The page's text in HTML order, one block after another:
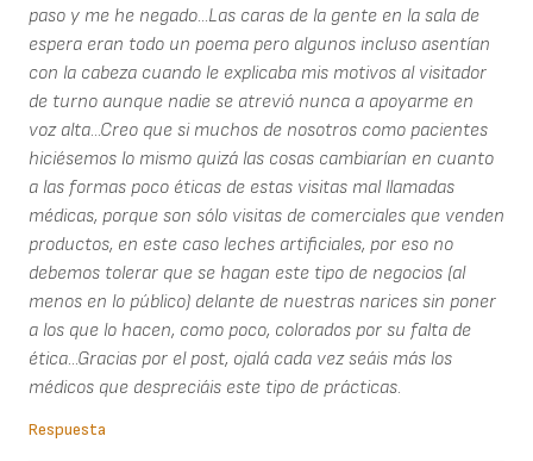
paso y me he negado...Las caras de la gente en la sala de
espera eran todo un poema pero algunos incluso asentían
con la cabeza cuando le explicaba mis motivos al visitador
de turno aunque nadie se atrevió nunca a apoyarme en
voz alta...Creo que si muchos de nosotros como pacientes
hiciésemos lo mismo quizá las cosas cambiarían en cuanto
a las formas poco éticas de estas visitas mal llamadas
médicas, porque son sólo visitas de comerciales que venden
productos, en este caso leches artificiales, por eso no
debemos tolerar que se hagan este tipo de negocios (al
menos en lo público) delante de nuestras narices sin poner
a los que lo hacen, como poco, colorados por su falta de
ética...Gracias por el post, ojalá cada vez seáis más los
médicos que despreciáis este tipo de prácticas.
Respuesta